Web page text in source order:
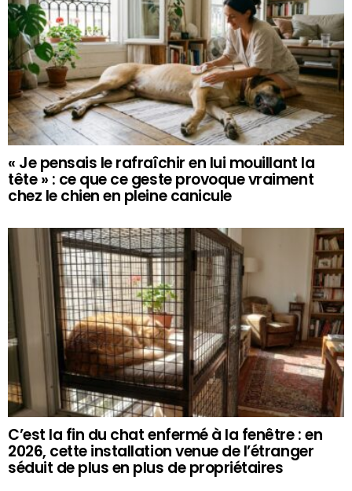
« Je pensais le rafraîchir en lui mouillant la
tête » : ce que ce geste provoque vraiment
chez le chien en pleine canicule
C’est la fin du chat enfermé à la fenêtre : en
2026, cette installation venue de l’étranger
séduit de plus en plus de propriétaires